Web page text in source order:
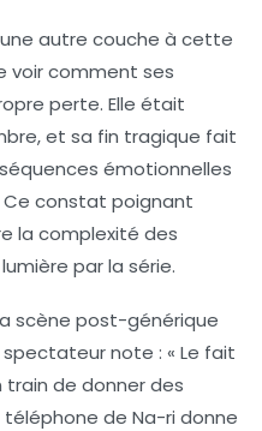
autre couche à cette
voir comment ses
perte. Elle était
et sa fin tragique fait
émotionnelles
Ce constat poignant
la complexité des
par la série.
scène post-générique
spectateur note : « Le fait
train de donner des
de Na-ri donne